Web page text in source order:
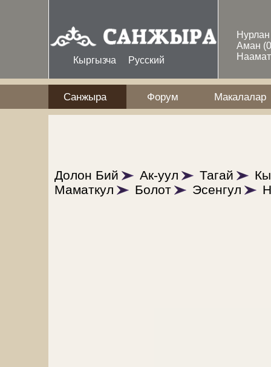
Кыргызча Русский
Аман
Санжыра Форум Макалалар
Долон Бий Ак-уул Тагай
Маматкул
Болот Эсенгул